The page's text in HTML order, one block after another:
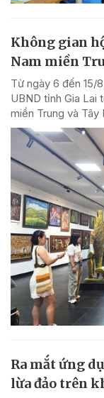
Không gian
Nam miền
Từ ngày 6 đến 15/
UBND tỉnh Gia Lai
miền Trung và Tây
Ra mắt ứng
lừa đảo trên